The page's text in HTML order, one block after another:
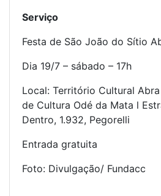
Serviço
Festa de São João do Sítio
Dia 19/7 – sábado – 17h
Local: Território Cultural
de Cultura Odé da Mata l
Dentro, 1.932, Pegorelli
Entrada gratuita
Foto: Divulgação/ Fundacc